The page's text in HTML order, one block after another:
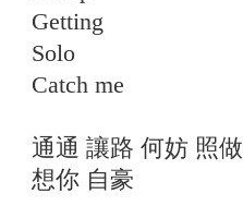
Getting
Solo
Catch me
通通 讓路 何妨 照做
想你 自豪